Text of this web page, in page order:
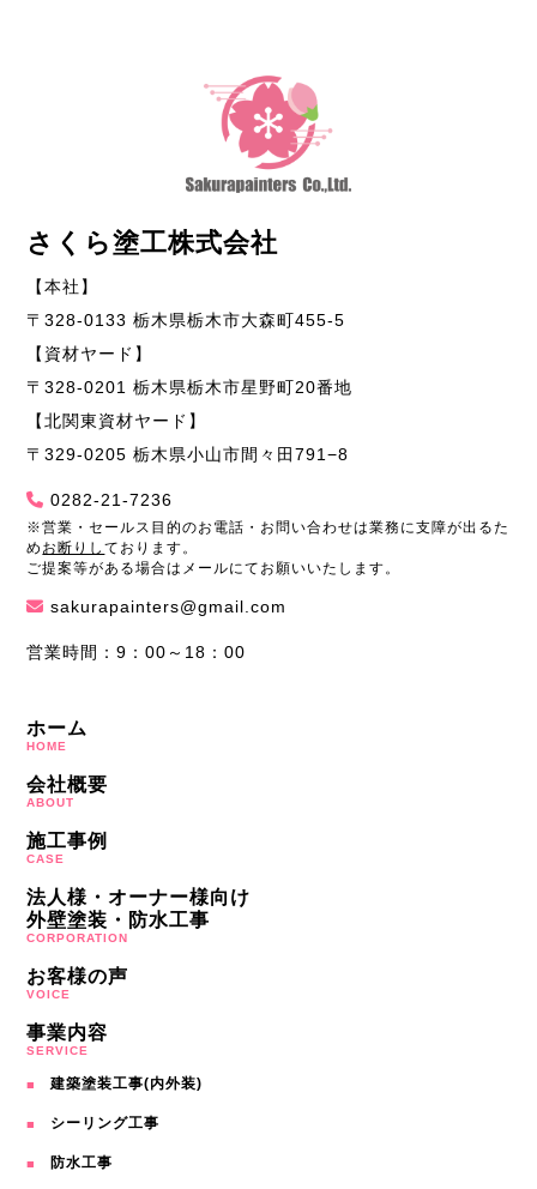
さくら塗工株式会社
【本社】
〒328-0133 栃木県栃木市大森町455-5
【資材ヤード】
〒328-0201 栃木県栃木市星野町20番地
【北関東資材ヤード】
〒329-0205 栃木県小山市間々田791−8
0282-21-7236
※営業・セールス目的のお電話・お問い合わせは業務に支障が出るた
め お断りしております。
ご提案等がある場合はメールにてお願いいたします。
sakurapainters@gmail.com
営業時間：9：00～18：00
ホーム
HOME
会社概要
ABOUT
施工事例
CASE
法人様・オーナー様向け
外壁塗装・防水工事
CORPORATION
お客様の声
VOICE
事業内容
SERVICE
建築塗装工事(内外装)
シーリング工事
防水工事